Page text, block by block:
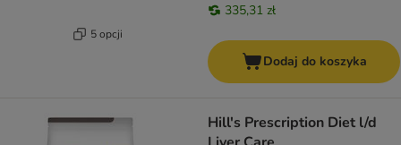
5 opcji
335,31 zł
Dodaj do koszyka
Hill's Prescription Diet l/d